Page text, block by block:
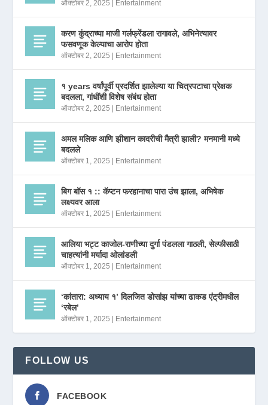
ऑक्टोबर 2, 2025 | Entertainment
करण कुंद्राच्या माजी गर्लफ्रेंडला रागावले, अभिनेत्यावर
फसवणूक केल्याचा आरोप होता
ऑक्टोबर 2, 2025 | Entertainment
१ years वर्षांपूर्वी प्रदर्शित झालेल्या या चित्रपटाचा प्रेक्षक
बदलला, गांधींशी विशेष संबंध होता
ऑक्टोबर 2, 2025 | Entertainment
अमल मलिक आणि झीशान कादरीची मैत्री झाली? मनमानी मध्ये
बदलले
ऑक्टोबर 1, 2025 | Entertainment
बिग बॉस १ :: कॅप्टन फरहानाचा पारा उंच झाला, अभिषेक
लक्ष्यवर आला
ऑक्टोबर 1, 2025 | Entertainment
आलिया भट्ट काजोल-राणीच्या दुर्गा पंडलला गाठली, सेल्फीसाठी
चाहत्यांनी मर्यादा ओलांडली
ऑक्टोबर 1, 2025 | Entertainment
‘कांतारा: अध्याय १’ दिलजित डोसांझ यांच्या ढाकड एंट्रीमधील
‘रबेल’
ऑक्टोबर 1, 2025 | Entertainment
FOLLOW US
FACEBOOK